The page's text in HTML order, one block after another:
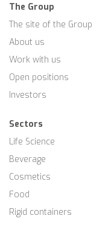
The Group
The site of the Group
About us
Work with us
Open positions
Investors
Sectors
Life Science
Beverage
Cosmetics
Food
Rigid containers